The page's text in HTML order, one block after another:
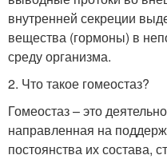
внутренней секреции
вещества (гормоны) в
среду организма.
2. Что такое гомеостаз?
Гомеостаз – это
направленная на
постоянства их состава,